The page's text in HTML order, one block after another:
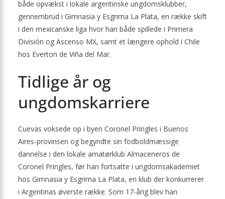
både opvækst i lokale argentinske ungdomsklubber,
gennembrud i Gimnasia y Esgrima La Plata, en række skift
i den mexicanske liga hvor han både spillede i Primera
División og Ascenso MX, samt et længere ophold i Chile
hos Everton de Viña del Mar.
Tidlige år og
ungdomskarriere
Cuevas voksede op i byen Coronel Pringles i Buenos
Aires-provinsen og begyndte sin fodboldmæssige
dannelse i den lokale amatørklub Almaceneros de
Coronel Pringles, før han fortsatte i ungdomsakademiet
hos Gimnasia y Esgrima La Plata, en klub der konkurrerer
i Argentinas øverste række. Som 17-årig blev han